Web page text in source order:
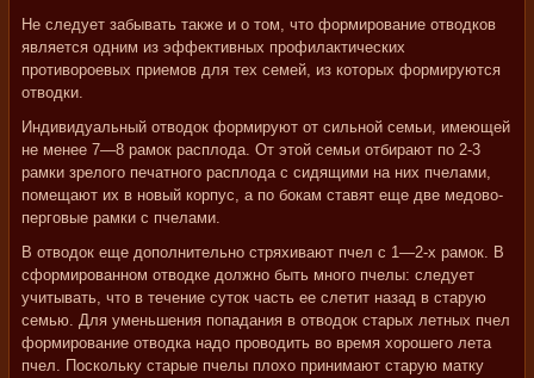
Не следует забывать также и о том, что формирование отводков
является одним из эффективных профилактических
противороевых приемов для тех семей, из которых формируются
отводки.
Индивидуальный отводок формируют от сильной семьи, имеющей
не менее 7—8 рамок расплода. От этой семьи отбирают по 2-3
рамки зрелого печатного расплода с сидящими на них пчелами,
помещают их в новый корпус, а по бокам ставят еще две медово-
перговые рамки с пчелами.
В отводок еще дополнительно стряхивают пчел с 1—2-х рамок. В
сформированном отводке должно быть много пчелы: следует
учитывать, что в течение суток часть ее слетит назад в старую
семью. Для уменьшения попадания в отводок старых летных пчел
формирование отводка надо проводить во время хорошего лета
пчел. Поскольку старые пчелы плохо принимают старую матку